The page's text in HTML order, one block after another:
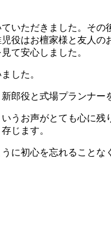
いただきました。そ
役はお檀家様と友人
て安心しました。
した。
役と式場プランナー
うお声がとても心に
じます。
に初心を忘れること